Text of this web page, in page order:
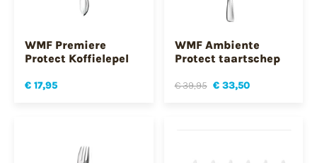
WMF Premiere
Protect Koffielepel
€ 17,95
WMF Ambiente
Protect taartschep
€ 39,95 € 33,50